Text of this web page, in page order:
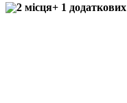
2 місця+ 1 додаткових